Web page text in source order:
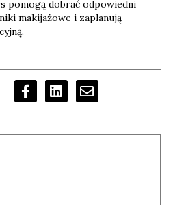
pomogą dobrać odpowiedni
makijażowe i zaplanują